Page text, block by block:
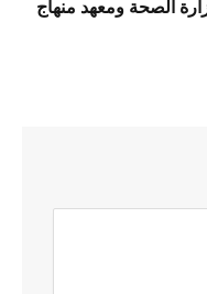
الصحة ومعهد منهاج